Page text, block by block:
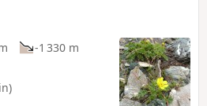
-1 330 m